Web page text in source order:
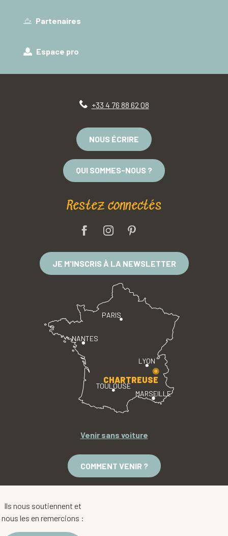
Partenaires
Espace pro
+33 4 76 88 62 08
NOUS ÉCRIRE
QUI SOMMES-NOUS ?
Restez connectés
JE M'INSCRIS À LA NEWSLETTER
PARIS
LYON
TOULOUSE
MARSEILLE
NANTES
CHARTREUSE
Venir sans voiture
COMMENT VENIR ?
Ils nous soutiennent et
nous les en remercions :